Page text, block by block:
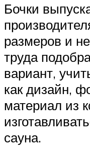
Бочки
размеров и
труда
вариант,
как дизайн,
материал из
сауна.